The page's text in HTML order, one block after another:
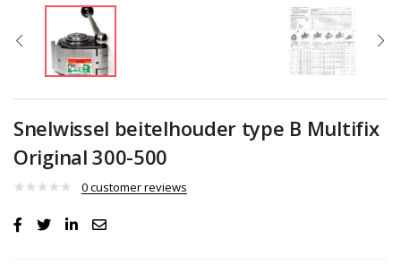
Snelwissel beitelhouder type B Multifix
Original 300-500
0customer reviews